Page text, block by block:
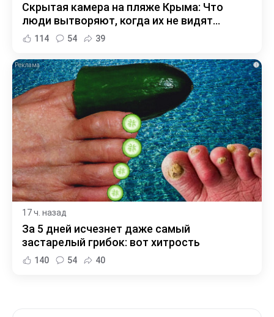
Скрытая камера на пляже Крыма: Что
люди вытворяют, когда их не видят...
114 54 39
i
17 ч. назад
За 5 дней исчезнет даже самый
застарелый грибок: вот хитрость
140 54 40